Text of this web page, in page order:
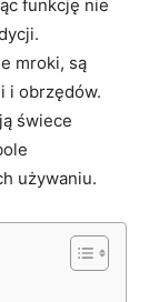
funkcję nie
⁢mroki, są
i obrzędów.⁤
świece
używaniu.